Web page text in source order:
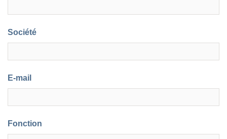
Société
E-mail
Fonction